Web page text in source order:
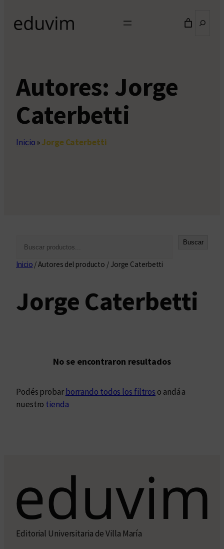
Autores: Jorge
Caterbetti
Inicio»Jorge Caterbetti
s
r
Buscar
Inicio / Autores del producto / Jorge Caterbetti
Jorge Caterbetti
No se encontraron resultados
Podés probarborrando todos los filtros o andá a
nuestro tienda
Editorial Universitaria de Villa María